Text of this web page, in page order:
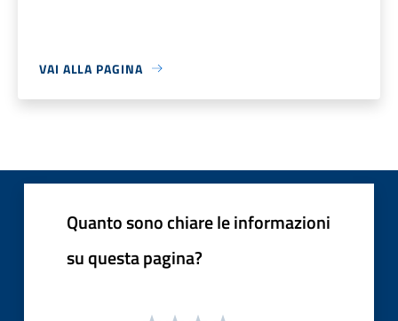
VAI ALLA PAGINA
Quanto sono chiare le informazioni
su questa pagina?